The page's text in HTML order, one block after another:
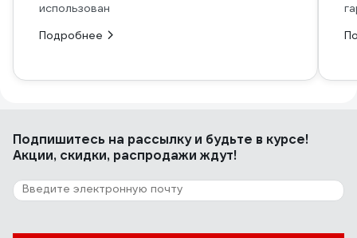
использован
Подробнее
Подпишитесь на рассылкуи будьте в курсе!
Акции, скидки, распродажи ждут!